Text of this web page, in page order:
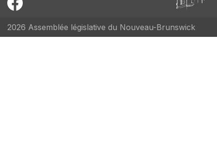
2026 Assemblée législative du Nouveau-Brunswick